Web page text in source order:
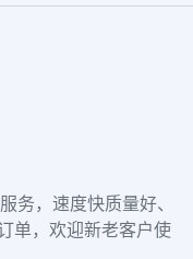
务，速度快质量好、
单，欢迎新老客户使